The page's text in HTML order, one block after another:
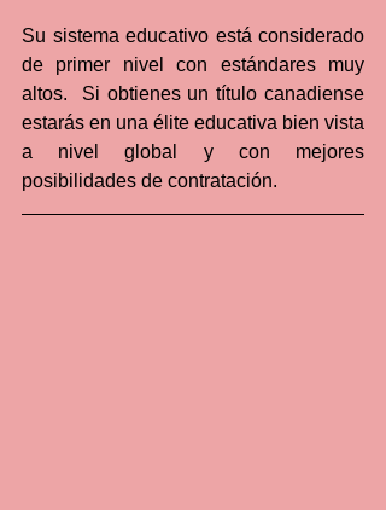
Su sistema educativo está considerado
de primer nivel con estándares muy
altos.  Si obtienes un título canadiense
estarás en una élite educativa bien vista
a nivel global y con mejores
posibilidades de contratación.